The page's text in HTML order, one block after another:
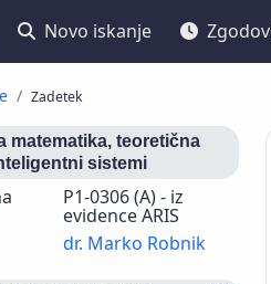
Novo iskanje
Zadetek
matematika, teoretična
sistemi
P1-0306 (A) - iz
evidence ARIS
dr. Marko Robnik